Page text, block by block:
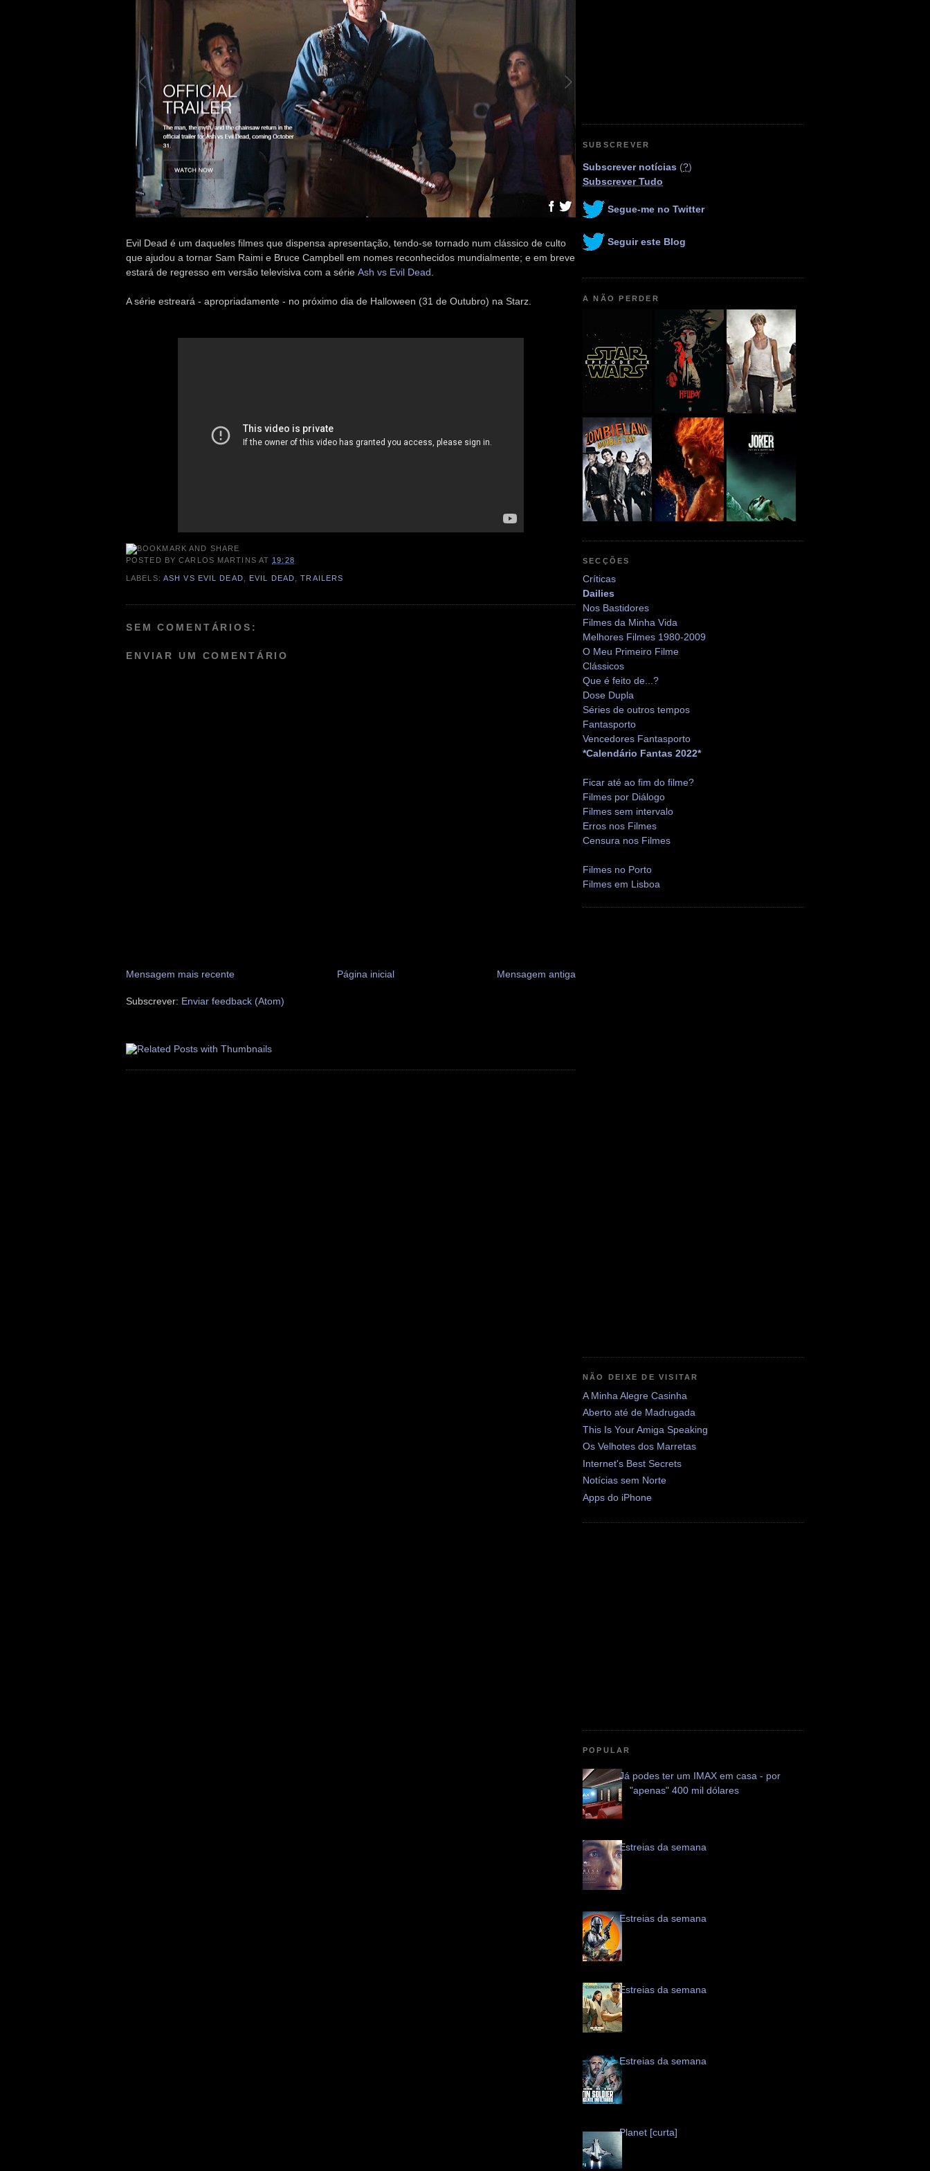
Evil Dead é um daqueles filmes que dispensa apresentação, tendo-se tornado num clássico de culto
que ajudou a tornar Sam Raimi e Bruce Campbell em nomes reconhecidos mundialmente; e em breve
estará de regresso em versão televisiva com a série Ash vs Evil Dead
A série estreará - apropriadamente - no próximo dia de Halloween (31 de Outubro) na Starz.
POSTED BYCARLOS MARTINS AT 19:28
LABELS: ASH VS EVIL DEAD EVIL DEAD ,TRAILERS
SEM COMENTÁRIOS:
ENVIAR UM COMENTÁRIO
Mensagem mais recente Mensagem antiga
Página inicial
Subscrever: Enviar feedback (Atom)
SUBSCREVER
Subscrever notícias (?)
Subscrever Tudo
Segue-me no Twitter
Seguir este Blog
A NÃO PERDER
SECÇÕES
Críticas
Dailies
Nos Bastidores
Filmes da Minha Vida
Melhores Filmes 1980-2009
O Meu Primeiro Filme
Clássicos
Que é feito de...?
Dose Dupla
Séries de outros tempos
Fantasporto
Vencedores Fantasporto
*Calendário Fantas 2022*
Ficar até ao fim do filme?
Filmes por Diálogo
Filmes sem intervalo
Erros nos Filmes
Censura nos Filmes
Filmes no Porto
Filmes em Lisboa
NÃO DEIXE DE VISITAR
A Minha Alegre Casinha
Aberto até de Madrugada
This Is Your Amiga Speaking
Os Velhotes dos Marretas
Internet's Best Secrets
Notícias sem Norte
Apps do iPhone
POPULAR
Já podes ter um IMAX em casa - por
"apenas" 400 mil dólares
Estreias da semana
Estreias da semana
Estreias da semana
Estreias da semana
Planet [curta]